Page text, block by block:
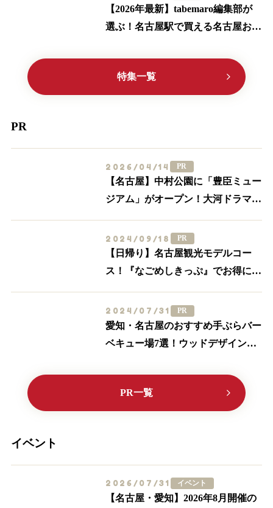
【2026年最新】tabemaro編集部が
選ぶ！名古屋駅で買える名古屋お土
特集一覧
PR
2026/04/14 PR
【名古屋】中村公園に「豊臣ミュー
ジアム」がオープン！大河ドラマ
トを一挙紹介
2024/09/18 PR
【日帰り】名古屋観光モデルコー
ス！『なごめしきっぷ』でお得にグ
2024/07/31 PR
愛知・名古屋のおすすめ手ぶらバー
ベキュー場7選！ウッドデザインパ
PR一覧
イベント
2026/07/31 イベント
【名古屋・愛知】2026年8月開催の